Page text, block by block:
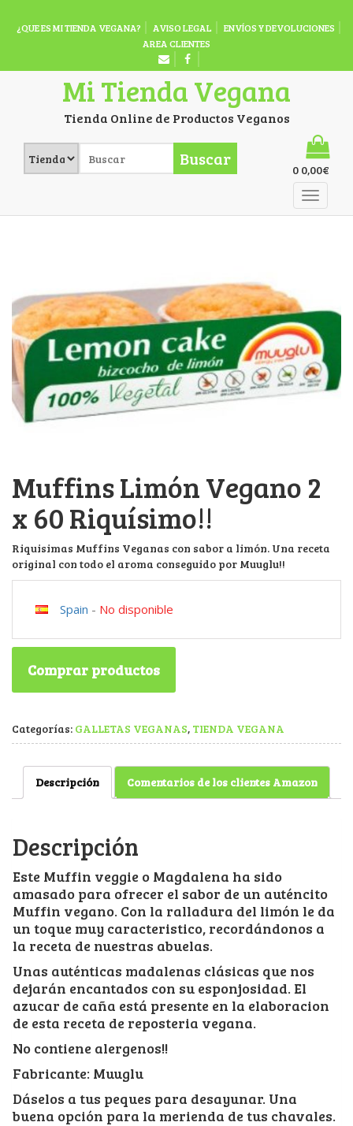
¿QUE ES MI TIENDA VEGANA? AVISO LEGAL
ENVÍOS Y DEVOLUCIONES
AREA CLIENTES
Mi Tienda Vegana
Tienda Online de Productos Veganos
Buscar
0 0,00€
Muffins Limón Vegano 2
x 60 Riquísimo!!
Riquisimas Muffins Veganas con sabor a limón. Una receta
original con todo el aroma conseguido por Muuglu!!
Spain - No disponible
Comprar productos
Categorías: GALLETAS VEGANAS, TIENDA VEGANA
Descripción Comentarios de los clientes Amazon
Descripción
Este Muffin veggie o Magdalena ha sido
amasado para ofrecer el sabor de un auténcito
Muffin vegano. Con la ralladura del limón le da
un toque muy caracteristico, recordándonos a
la receta de nuestras abuelas.
Unas auténticas madalenas clásicas que nos
dejarán encantados con su esponjosidad. El
azucar de caña está presente en la elaboracion
de esta receta de reposteria vegana.
No contiene alergenos!!
Fabricante: Muuglu
Dáselos a tus peques para desayunar. Una
buena opción para la merienda de tus chavales.